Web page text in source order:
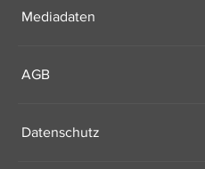
Mediadaten
AGB
Datenschutz